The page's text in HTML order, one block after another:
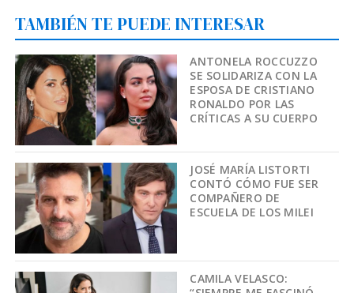
TAMBIÉN TE PUEDE INTERESAR
ANTONELA ROCCUZZO
SE SOLIDARIZA CON LA
ESPOSA DE CRISTIANO
RONALDO POR LAS
CRÍTICAS A SU CUERPO
JOSÉ MARÍA LISTORTI
CONTÓ CÓMO FUE SER
COMPAÑERO DE
ESCUELA DE LOS MILEI
CAMILA VELASCO: